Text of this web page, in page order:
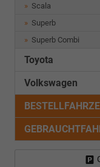
Scala
Superb
Superb Combi
Toyota
Volkswagen